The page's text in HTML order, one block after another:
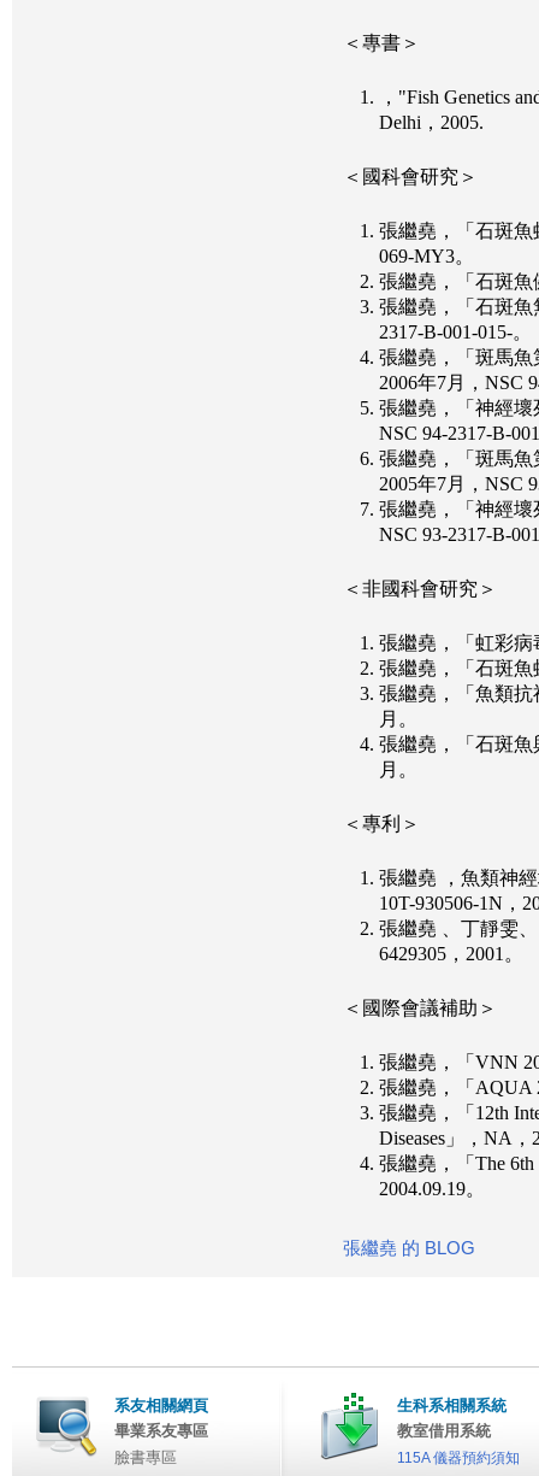
＜專書＞
，"Fish Genetics
Delhi，2005.
＜國科會研究＞
張繼堯，「石斑魚
069-MY3。
張繼堯，「石斑魚
張繼堯，「石斑魚
2317-B-001-015-。
張繼堯，「斑馬魚
2006年7月，NSC
張繼堯，「神經壞
NSC 94-2317-B-
張繼堯，「斑馬魚
2005年7月，NSC
張繼堯，「神經壞
NSC 93-2317-B-
＜非國科會研究＞
張繼堯，「虹彩病
張繼堯，「石斑魚
張繼堯，「魚類抗
月。
張繼堯，「石斑魚
月。
＜專利＞
張繼堯 ，魚類神
10T-930506-1N，
張繼堯 、丁靜雯
6429305，2001。
＜國際會議補助＞
張繼堯，「VNN
張繼堯，「AQUA
張繼堯，「12th
Diseases」，NA，
張繼堯，「The 6th
2004.09.19。
張繼堯 的 BLOG
系友相關網頁
畢業系友專區
臉書專區
生科系相關系統
教室借用系統
115A 儀器預約須知